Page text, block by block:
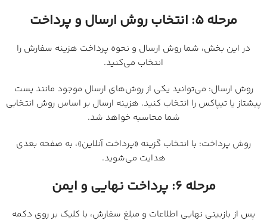
مرحله ۵: انتخاب روش ارسال و پرداخت
در این بخش، شما روش ارسال و نحوه پرداخت هزینه سفارش را
انتخاب می‌کنید.
روش ارسال: می‌توانید یکی از روش‌های ارسال موجود مانند پست
پیشتاز یا تیپاکس را انتخاب کنید. هزینه ارسال بر اساس روش انتخابی
شما محاسبه خواهد شد.
روش پرداخت: با انتخاب گزینه «پرداخت آنلاین»، به صفحه بعدی
هدایت می‌شوید.
مرحله ۶: پرداخت نهایی و ایمن
پس از بازبینی نهایی اطلاعات و مبلغ سفارش، با کلیک بر روی دکمه